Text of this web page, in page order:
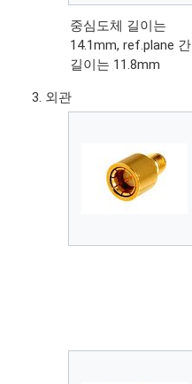
중심도체 길이는
14.1mm, ref.plane 간
길이는 11.8mm
외관